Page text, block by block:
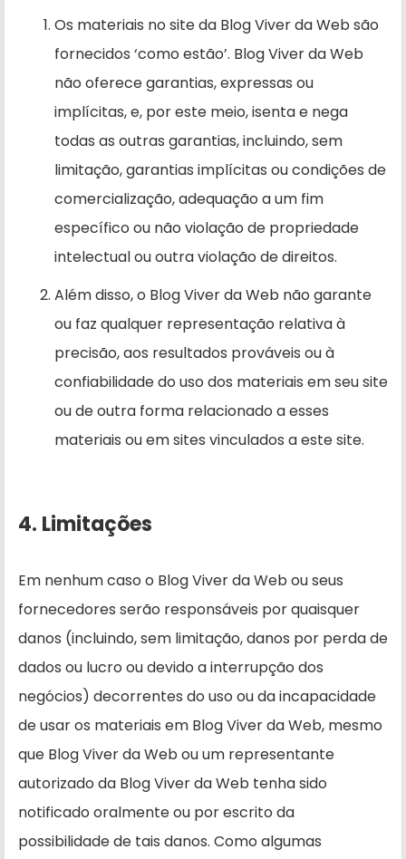
Os materiais no site da Blog Viver da Web são
fornecidos ‘como estão’. Blog Viver da Web
não oferece garantias, expressas ou
implícitas, e, por este meio, isenta e nega
todas as outras garantias, incluindo, sem
limitação, garantias implícitas ou condições de
comercialização, adequação a um fim
específico ou não violação de propriedade
intelectual ou outra violação de direitos.
Além disso, o Blog Viver da Web não garante
ou faz qualquer representação relativa à
precisão, aos resultados prováveis ​​ou à
confiabilidade do uso dos materiais em seu site
ou de outra forma relacionado a esses
materiais ou em sites vinculados a este site.
4. Limitações
Em nenhum caso o Blog Viver da Web ou seus
fornecedores serão responsáveis ​​por quaisquer
danos (incluindo, sem limitação, danos por perda de
dados ou lucro ou devido a interrupção dos
negócios) decorrentes do uso ou da incapacidade
de usar os materiais em Blog Viver da Web, mesmo
que Blog Viver da Web ou um representante
autorizado da Blog Viver da Web tenha sido
notificado oralmente ou por escrito da
possibilidade de tais danos. Como algumas